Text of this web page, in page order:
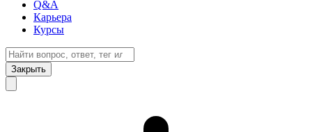
Q&A
Карьера
Курсы
Закрыть